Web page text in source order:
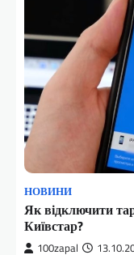
НОВИНИ
Як відключити
Київстар?
100zapal